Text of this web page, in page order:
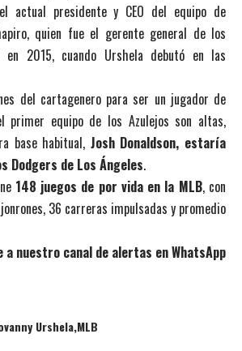
actual presidente y CEO del equipo de
quien fue el gerente general de los
en 2015, cuando Urshela debutó en las
del cartagenero para ser un jugador de
primer equipo de los Azulejos son altas,
base habitual, Josh Donaldson, estaría
Dodgers de Los Ángeles.
148 juegos de por vida en la MLB, con
36 carreras impulsadas y promedio
a nuestro canal de alertas en WhatsApp
Urshela MLB